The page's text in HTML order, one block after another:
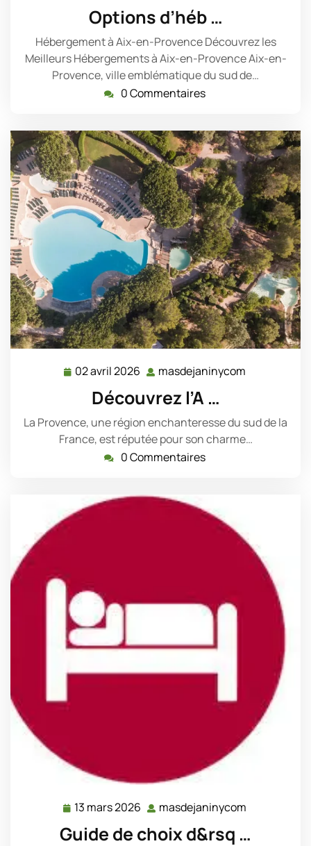
2026
Options d’héb …
Hébergement à Aix-en-Provence Découvrez les
Meilleurs Hébergements à Aix-en-Provence Aix-en-
Provence, ville emblématique du sud de…
0 Commentaires
02 avril 2026 02
2026
masdejaninycom
Découvrez l’A …
La Provence, une région enchanteresse du sud de la
France, est réputée pour son charme…
0 Commentaires
13 mars 2026 13
mars
2026
masdejaninycom
Guide de choix d&rsq …